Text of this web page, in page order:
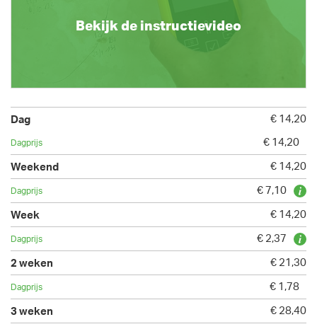
Bekijk de instructievideo
€ 14,20
€ 14,20
€ 14,20
€ 7,10
€ 14,20
€ 2,37
€ 21,30
€ 1,78
€ 28,40